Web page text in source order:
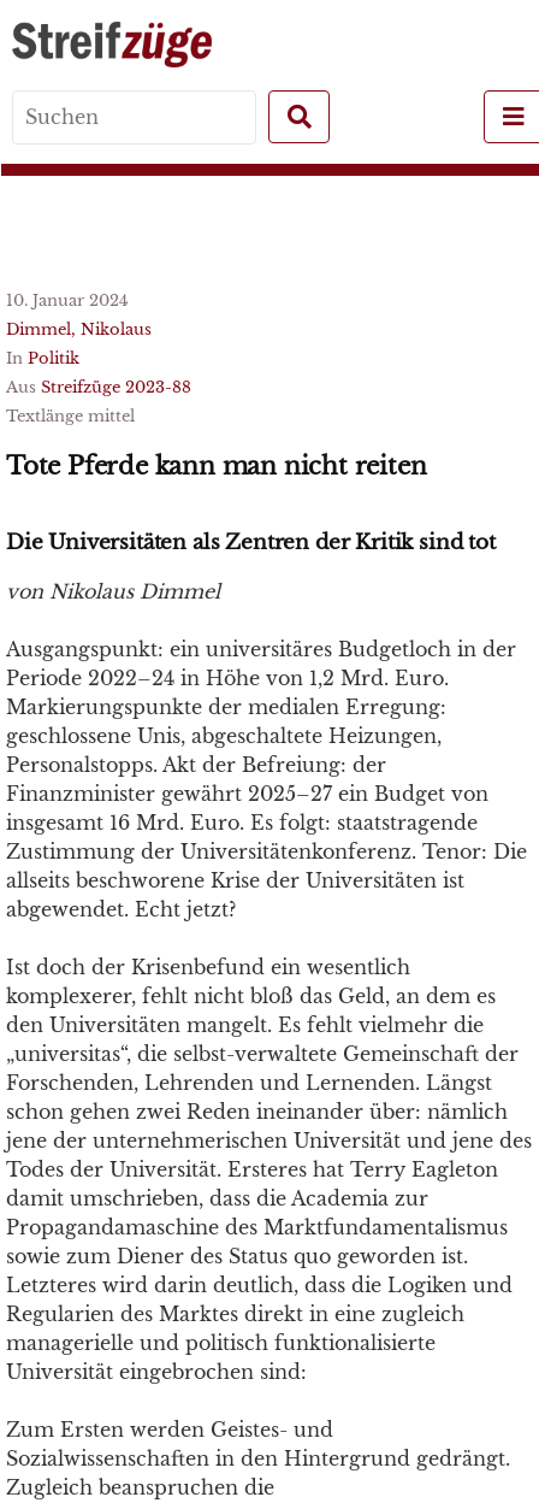
for:
10. Januar 2024
Dimmel, Nikolaus
In Politik
Aus Streifzüge 2023-88
Textlänge mittel
Tote Pferde kann man nicht reiten
Die Universitäten als Zentren der Kritik sind tot
von Nikolaus Dimmel
Ausgangspunkt: ein universitäres Budgetloch in der
Periode 2022–24 in Höhe von 1,2 Mrd. Euro.
Markierungspunkte der medialen Erregung:
geschlossene Unis, abgeschaltete Heizungen,
Personalstopps. Akt der Befreiung: der
Finanzminister gewährt 2025–27 ein Budget von
insgesamt 16 Mrd. Euro. Es folgt: staatstragende
Zustimmung der Universitätenkonferenz. Tenor: Die
allseits beschworene Krise der Universitäten ist
abgewendet. Echt jetzt?
Ist doch der Krisenbefund ein wesentlich
komplexerer, fehlt nicht bloß das Geld, an dem es
den Universitäten mangelt. Es fehlt vielmehr die
„universitas“, die selbst-verwaltete Gemeinschaft der
Forschenden, Lehrenden und Lernenden. Längst
schon gehen zwei Reden ineinander über: nämlich
jene der unternehmerischen Universität und jene des
Todes der Universität. Ersteres hat Terry Eagleton
damit umschrieben, dass die Academia zur
Propagandamaschine des Marktfundamentalismus
sowie zum Diener des Status quo geworden ist.
Letzteres wird darin deutlich, dass die Logiken und
Regularien des Marktes direkt in eine zugleich
managerielle und politisch funktionalisierte
Universität eingebrochen sind:
Zum Ersten werden Geistes- und
Sozialwissenschaften in den Hintergrund gedrängt.
Zugleich beanspruchen die